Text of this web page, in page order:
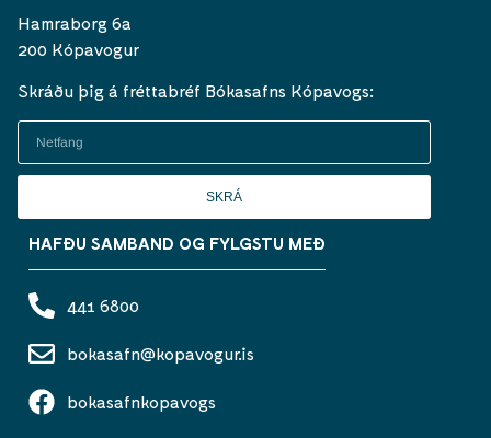
Hamraborg 6a
200 Kópavogur
Skráðu þig á fréttabréf Bókasafns Kópavogs:
SKRÁ
HAFÐU SAMBAND OG FYLGSTU MEÐ
441 6800
bokasafn@kopavogur.is
bokasafnkopavogs